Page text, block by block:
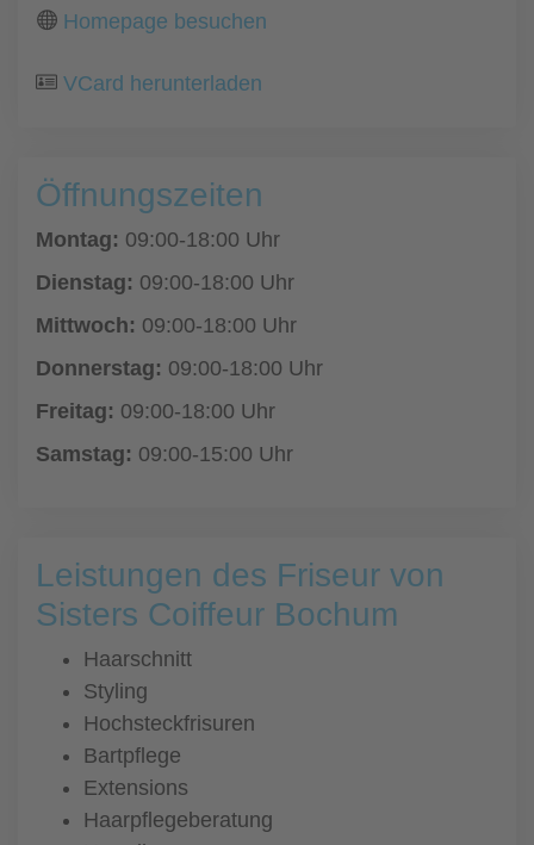
Homepage besuchen
VCard herunterladen
Öffnungszeiten
Montag: 09:00-18:00 Uhr
Dienstag: 09:00-18:00 Uhr
Mittwoch: 09:00-18:00 Uhr
Donnerstag: 09:00-18:00 Uhr
Freitag: 09:00-18:00 Uhr
Samstag: 09:00-15:00 Uhr
Leistungen des Friseur von
Sisters Coiffeur Bochum
Haarschnitt
Styling
Hochsteckfrisuren
Bartpflege
Extensions
Haarpflegeberatung